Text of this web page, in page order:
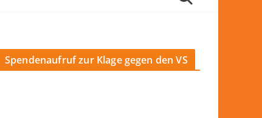
Spendenaufruf zur Klage gegen den VS